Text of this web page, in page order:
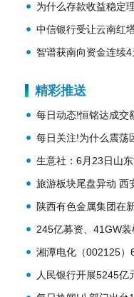
斥最高1亿元进行股
为什么存款收益稳定
点
中信银行受让云南红
股比例14.52%|简讯
智谱获南向资金连续
精彩推送
每日动态!恒铭达成交
每日关注!为什么震荡
生意社：6月23日山
下滑
旅游板块尾盘异动 西
陕西有色金属集团在
册资本20亿元
245亿募资、41GW
潮“顶流”华润新能源
湘潭电化（002125）
1.21亿元
人民银行开展5245亿